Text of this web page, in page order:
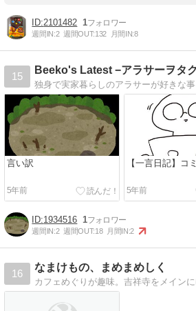
2101482 1
週間IN:2 週間OUT:132 月間IN:8
15
Beeko's Latest −アラサーヲタ
言い訳
5年前
【一言日記】コ
5年前
1934516 1
週間IN:2 週間OUT:18 月間IN:2
16
なまけもの、まめまめしく